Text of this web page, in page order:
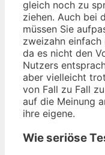
gleich noch zu
ziehen. Auch bei
müssen Sie
zweizahn
da es nicht den
Nutzers
aber vielleicht
von Fall zu Fall
auf die Meinung
ihre eigene.
Wie seriöse